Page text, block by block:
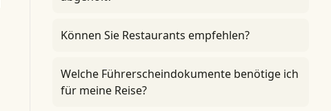
Können Sie Restaurants empfehlen?
Welche Führerscheindokumente benötige ich
für meine Reise?